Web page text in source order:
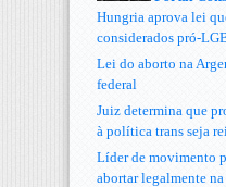
Hungria aprova lei
considerados pró-
Lei do aborto na
federal
Juiz determina que
à política trans seja
Líder de movimento
abortar legalmente